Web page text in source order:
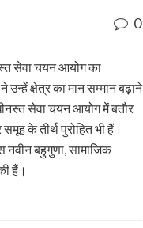
0
सेवा चयन आयोग का
क्षेत्र का मान सम्मान बढ़ाने
सेवा चयन आयोग में बतौर
के तीर्थ पुरोहित भी हैं।
नवीन बहुगुणा, सामाजिक
हैं।